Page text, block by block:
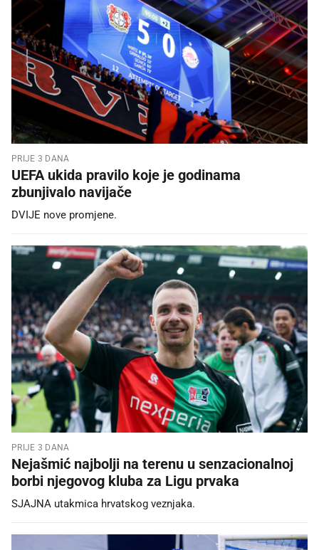
PRIJE 3 DANA
UEFA ukida pravilo koje je godinama
zbunjivalo navijače
DVIJE nove promjene.
PRIJE 3 DANA
Nejašmić najbolji na terenu u senzacionalnoj
borbi njegovog kluba za Ligu prvaka
SJAJNA utakmica hrvatskog veznjaka.